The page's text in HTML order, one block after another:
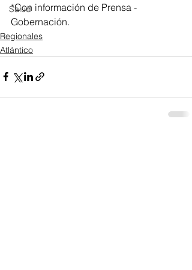
Salud
*Con información de Prensa -
Gobernación.
Regionales
Atlántico